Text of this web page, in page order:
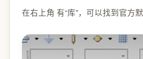
在右上角 有“库”，可以找到官方